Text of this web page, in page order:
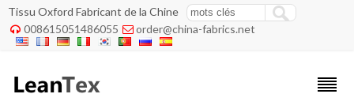
Tissu Oxford Fabricant de la Chine
 008615051486055  order@china-fabrics.net